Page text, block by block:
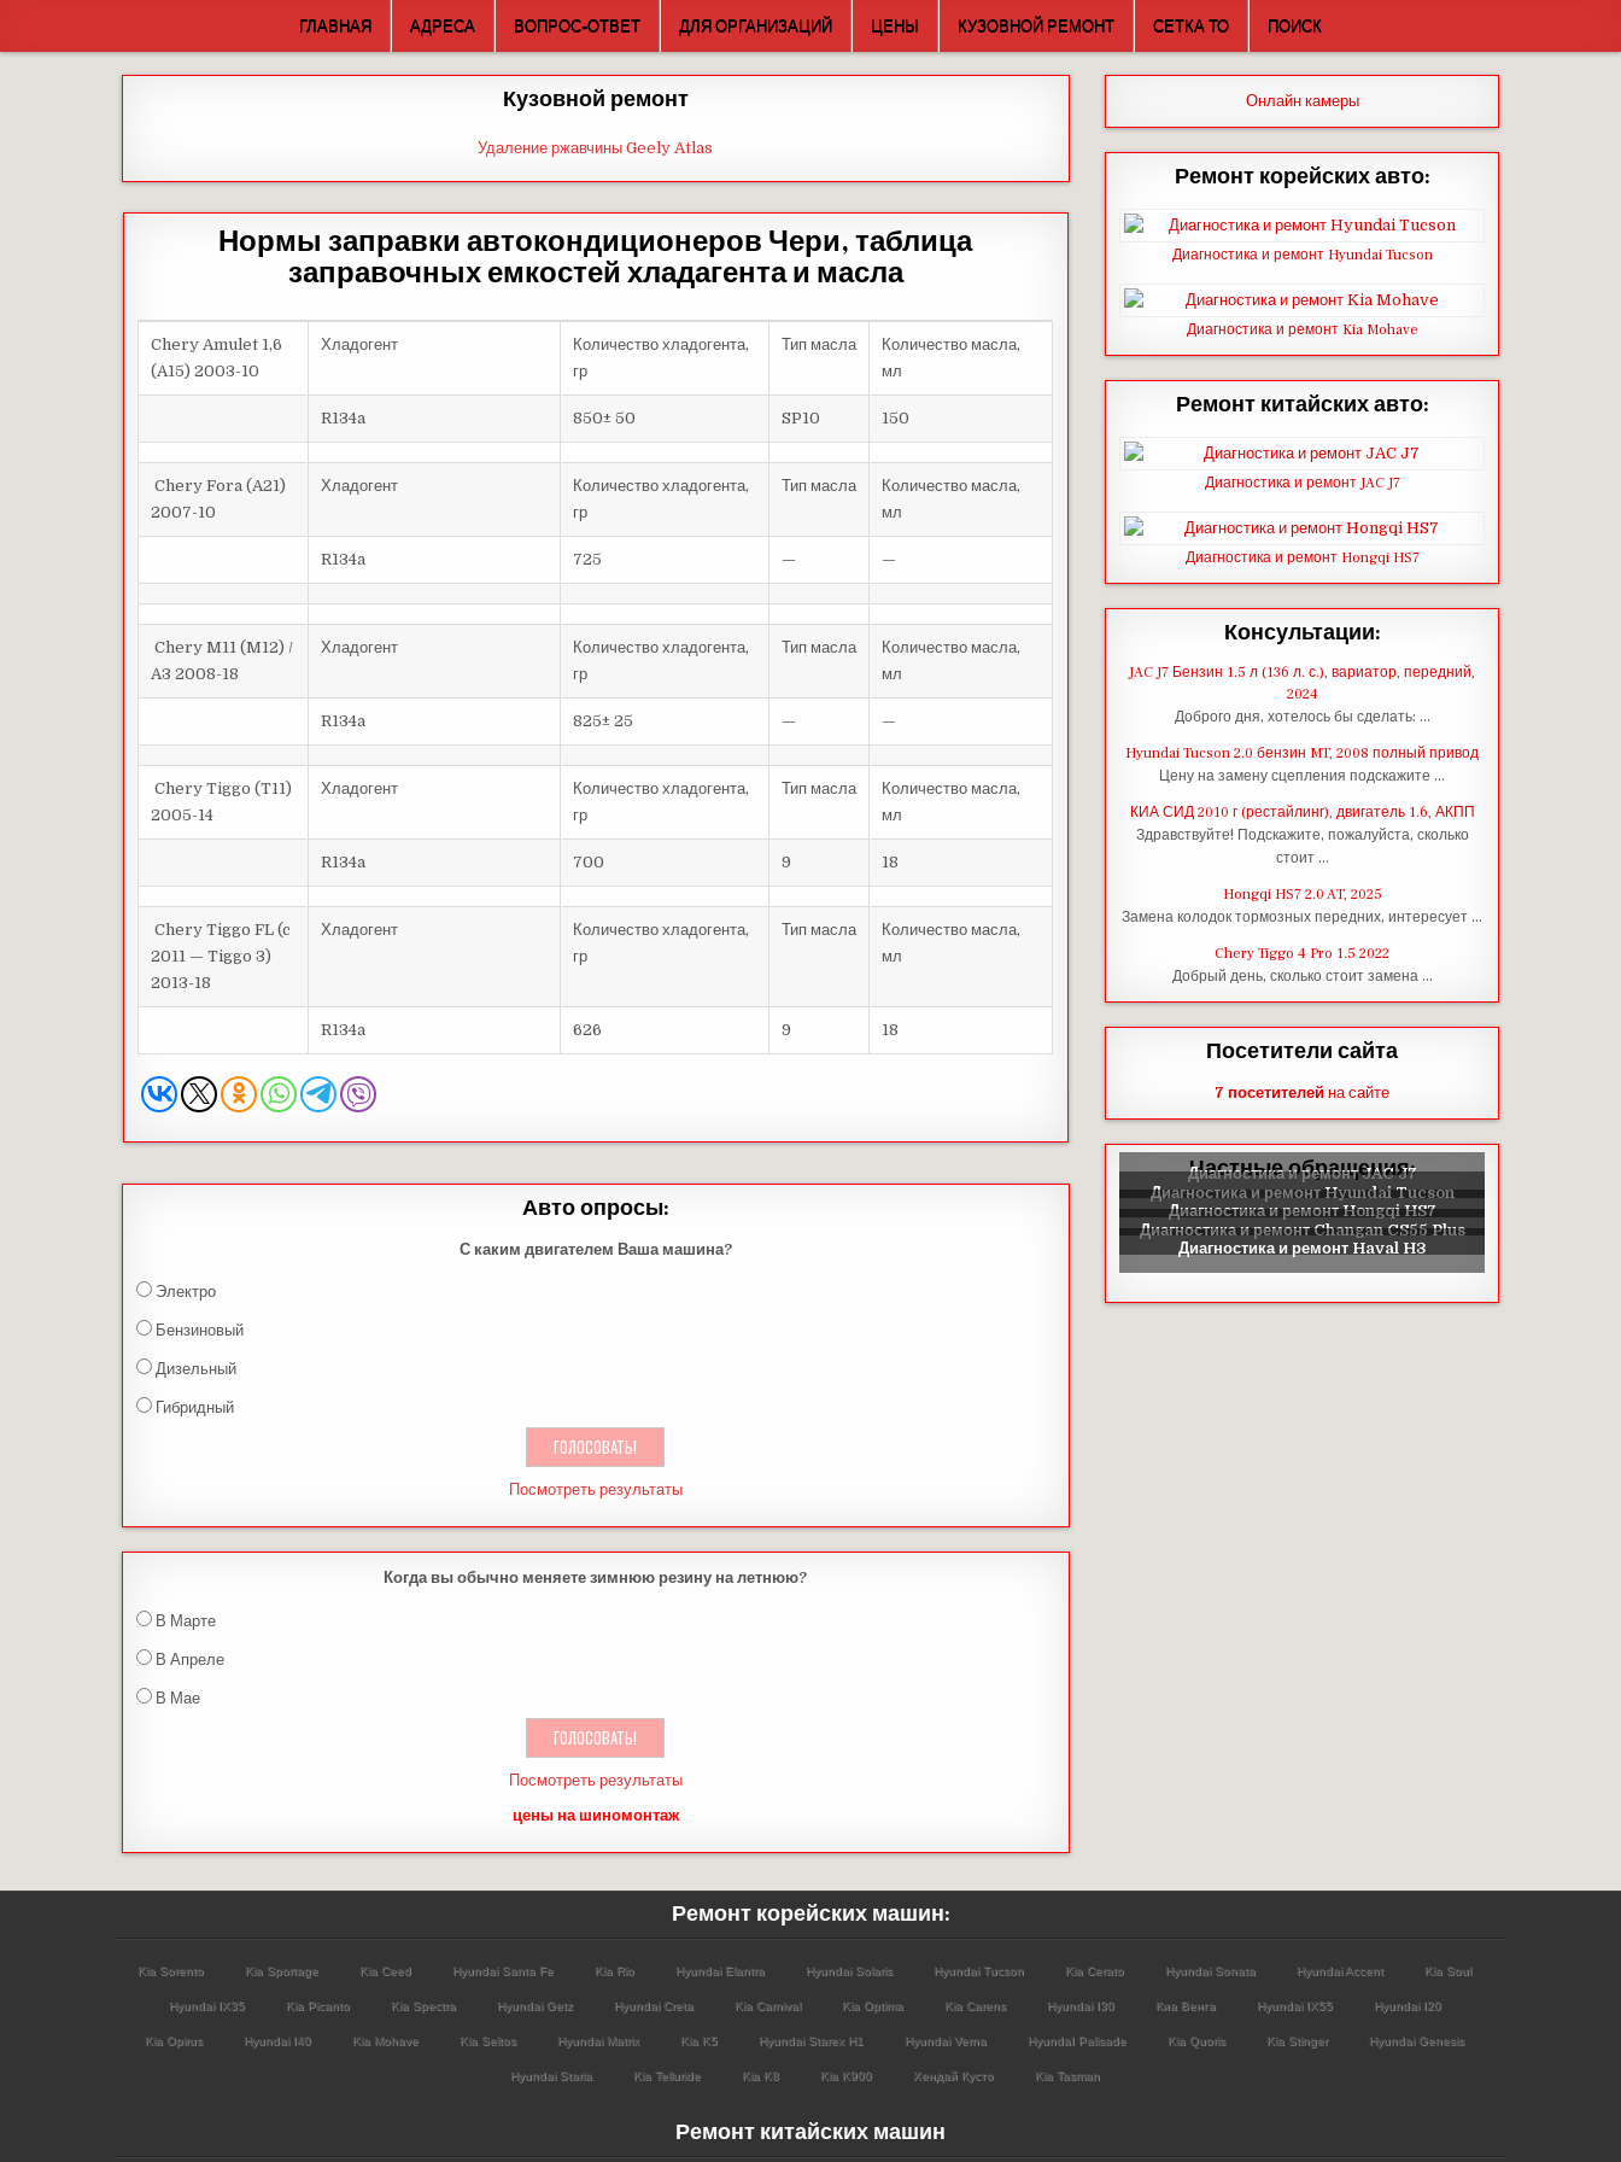
content
ГЛАВНАЯ АДРЕСА ВОПРОС-ОТВЕТ ДЛЯ ОРГАНИЗАЦИЙ ЦЕНЫ КУЗОВНОЙ РЕМОНТ СЕТКА ТО ПОИСК
Кузовной ремонт
Удаление ржавчины Geely Atlas
Нормы заправки автокондиционеров Чери, таблица
заправочных емкостей хладагента и масла
Chery Amulet 1,6
(A15) 2003-10
Хладогент
Количество хладогента,
гр
Тип масла
Количество масла,
мл
R134a 850± 50 SP10 150
Chery Fora (A21)
2007-10
Хладогент
Количество хладогента,
гр
Тип масла
Количество масла,
мл
R134a 725 — —
Chery M11 (M12) /
A3 2008-18
Хладогент
Количество хладогента,
гр
Тип масла
Количество масла,
мл
R134a 825± 25 — —
Chery Tiggo (T11)
2005-14
Хладогент
Количество хладогента,
гр
Тип масла
Количество масла,
мл
R134a 700 9 18
Chery Tiggo FL (c
2011 — Tiggo 3)
2013-18
Хладогент
Количество хладогента,
гр
Тип масла
Количество масла,
мл
R134a 626 9 18
Авто опросы:
С каким двигателем Ваша машина?
Электро
Бензиновый
Дизельный
Гибридный
Посмотреть результаты
Когда вы обычно меняете зимнюю резину на летнюю?
В Марте
В Апреле
В Мае
Посмотреть результаты
цены на шиномонтаж
Онлайн камеры
Ремонт корейских авто:
Диагностика и ремонт Hyundai Tucson
Диагностика и ремонт Kia Mohave
Ремонт китайских авто:
Диагностика и ремонт JAC J7
Диагностика и ремонт Hongqi HS7
Консультации:
JAC J7 Бензин 1.5 л (136 л. с.), вариатор, передний,
2024
Доброго дня, хотелось бы сделать: …
Hyundai Tucson 2.0 бензин MT, 2008 полный привод
Цену на замену сцепления подскажите …
КИА СИД 2010 г (рестайлинг), двигатель 1.6, АКПП
Здравствуйте! Подскажите, пожалуйста, сколько
стоит …
Hongqi HS7 2.0 AT, 2025
Замена колодок тормозных передних, интересует …
Chery Tiggo 4 Pro 1.5 2022
Добрый день, сколько стоит замена …
Посетители сайта
7 посетителей на сайте
Частные обращения:
Ремонт корейских машин:
Kia Sorento Kia Sportage Kia Ceed Hyundai Santa Fe Kia Rio Hyundai Elantra Hyundai Solaris Hyundai Tucson Kia Cerato Hyundai Sonata Hyundai Accent Kia Soul
Hyundai IX35 Kia Picanto Kia Spectra Hyundai Getz Hyundai Creta Kia Carnival Kia Optima Kia Carens Hyundai I30 Киа Венга Hyundai IX55 Hyundai I20
Kia Opirus Hyundai I40 Kia Mohave Kia Seltos Hyundai Matrix Kia K5 Hyundai Starex H1 Hyundai Verna HyundaI Palisade Kia Quoris Kia Stinger Hyundai Genesis
Hyundai Staria Kia Telluride Kia K8 Kia K900 Хендай Кусто Kia Tasman
Ремонт китайских машин